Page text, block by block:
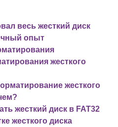
весь жесткий диск
опыт
жесткого
жесткого
жесткий диск в FAT32
жесткого диска